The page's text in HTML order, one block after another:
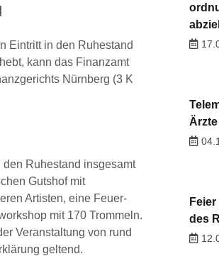
Eintritt in den Ruhestand
kann das Finanzamt
Nürnberg (3 K
Ruhestand insgesamt
Gutshof mit
Artisten, eine Feuer-
mit 170 Trommeln.
Veranstaltung von rund
geltend.
des